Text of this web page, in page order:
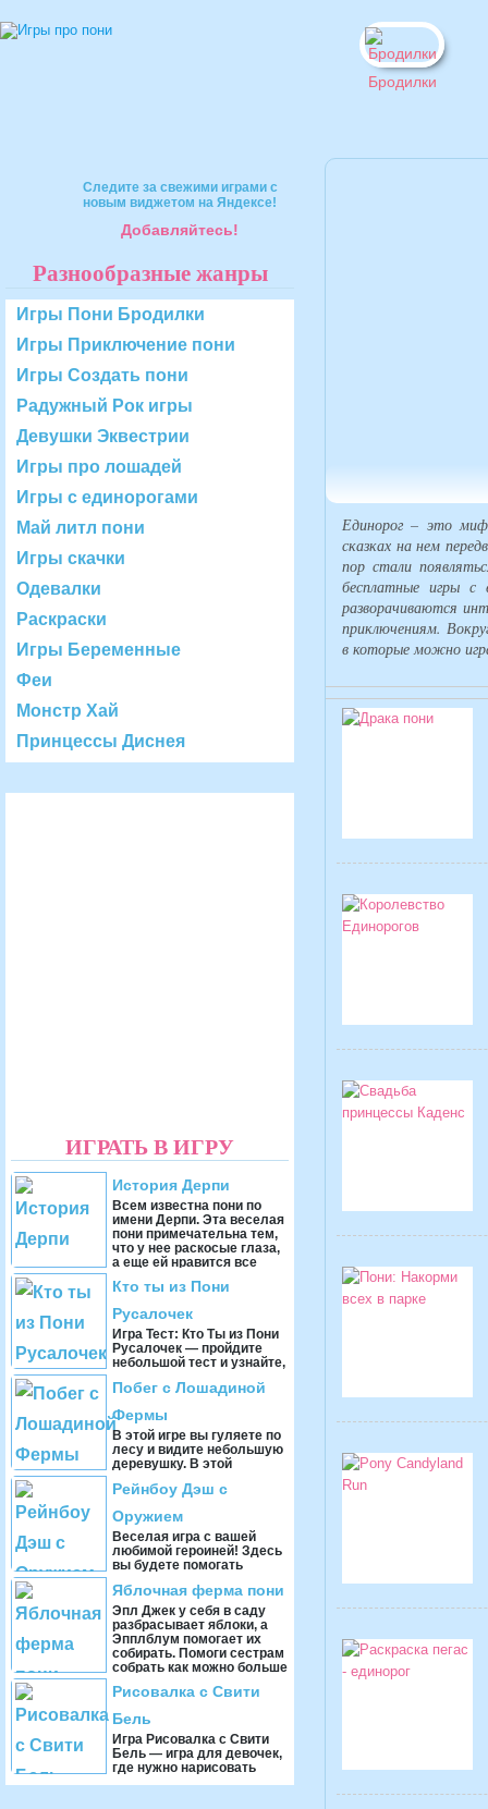
Бродилки
Единорог – это
сказках на нем
пор стали
бесплатные игры с
разворачиваются
приключениям.
в которые можно
Следите за свежими играми с
новым виджетом на Яндексе!
Добавляйтесь!
Разнообразные жанры
Игры Пони Бродилки
Игры Приключение пони
Игры Создать пони
Радужный Рок игры
Девушки Эквестрии
Игры про лошадей
Игры с единорогами
Май литл пони
Игры скачки
Одевалки
Раскраски
Игры Беременные
Феи
Монстр Хай
Принцессы Диснея
ИГРАТЬ В ИГРУ
История Дерпи
Всем известна пони по
имени Дерпи. Эта веселая
пони примечательна тем,
что у нее раскосые глаза,
а еще ей нравится все
Кто ты из Пони
Русалочек
Игра Тест: Кто Ты из Пони
Русалочек — пройдите
небольшой тест и узнайте,
волшебном мире.
Побег с Лошадиной
Фермы
В этой игре вы гуляете по
лесу и видите небольшую
деревушку. В этой
увидеть ферму, на которой
Рейнбоу Дэш с
Оружием
Веселая игра с вашей
любимой героиней! Здесь
вы будете помогать
от Параспрайтов. Чем
больше вы убьете Парас ...
Яблочная ферма пони
Эпл Джек у себя в саду
разбрасывает яблоки, а
Эпплблум помогает их
собирать. Помоги сестрам
собрать как можно больше
Рисовалка с Свити
Бель
Игра Рисовалка с Свити
Бель — игра для девочек,
где нужно нарисовать
пони рисунок. Рарити ждет,